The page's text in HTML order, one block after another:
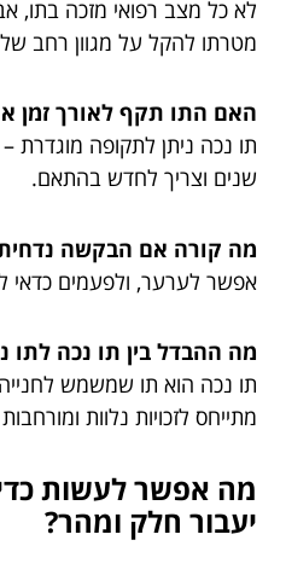
לא כל מצב רפואי מזכה בתו,
מטרתו להקל על מגוון רחב של
האם התו תקף לאורך זמן
שנים וצריך לחדש בהתאם.
מה קורה אם הבקשה
אפשר לערער, ולפעמים כדאי
מה ההבדל בין תו נכה לתו
תו נכה הוא תו שמשמש לחנייה
מתייחס לזכויות נלוות
מה אפשר לעשות
יעבור חלק ומהר?